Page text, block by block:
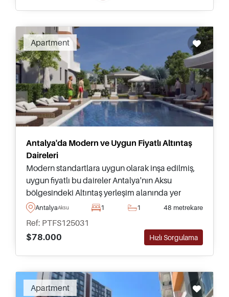
Apartment
Antalya'da Modern ve Uygun Fiyatlı Altıntaş
Daireleri
Modern standartlara uygun olarak inşa edilmiş,
uygun fiyatlı bu daireler Antalya'nın Aksu
bölgesindeki Altıntaş yerleşim alanında yer
almakta olup sosyal tesislere sahip yüksek kaliteli
AntalyaAksu 1 1 48 metrekare
Ref: PTFS125031
$78.000
Hızlı Sorgulama
Apartment